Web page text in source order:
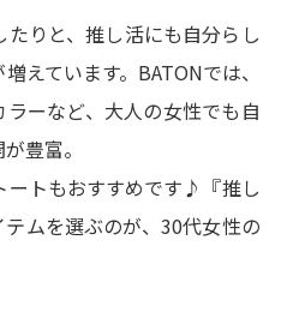
りと、推し活にも自分らし
えています。BATONでは、
ーなど、大人の女性でも自
豊富。
ートもおすすめです♪『推し
ムを選ぶのが、30代女性の